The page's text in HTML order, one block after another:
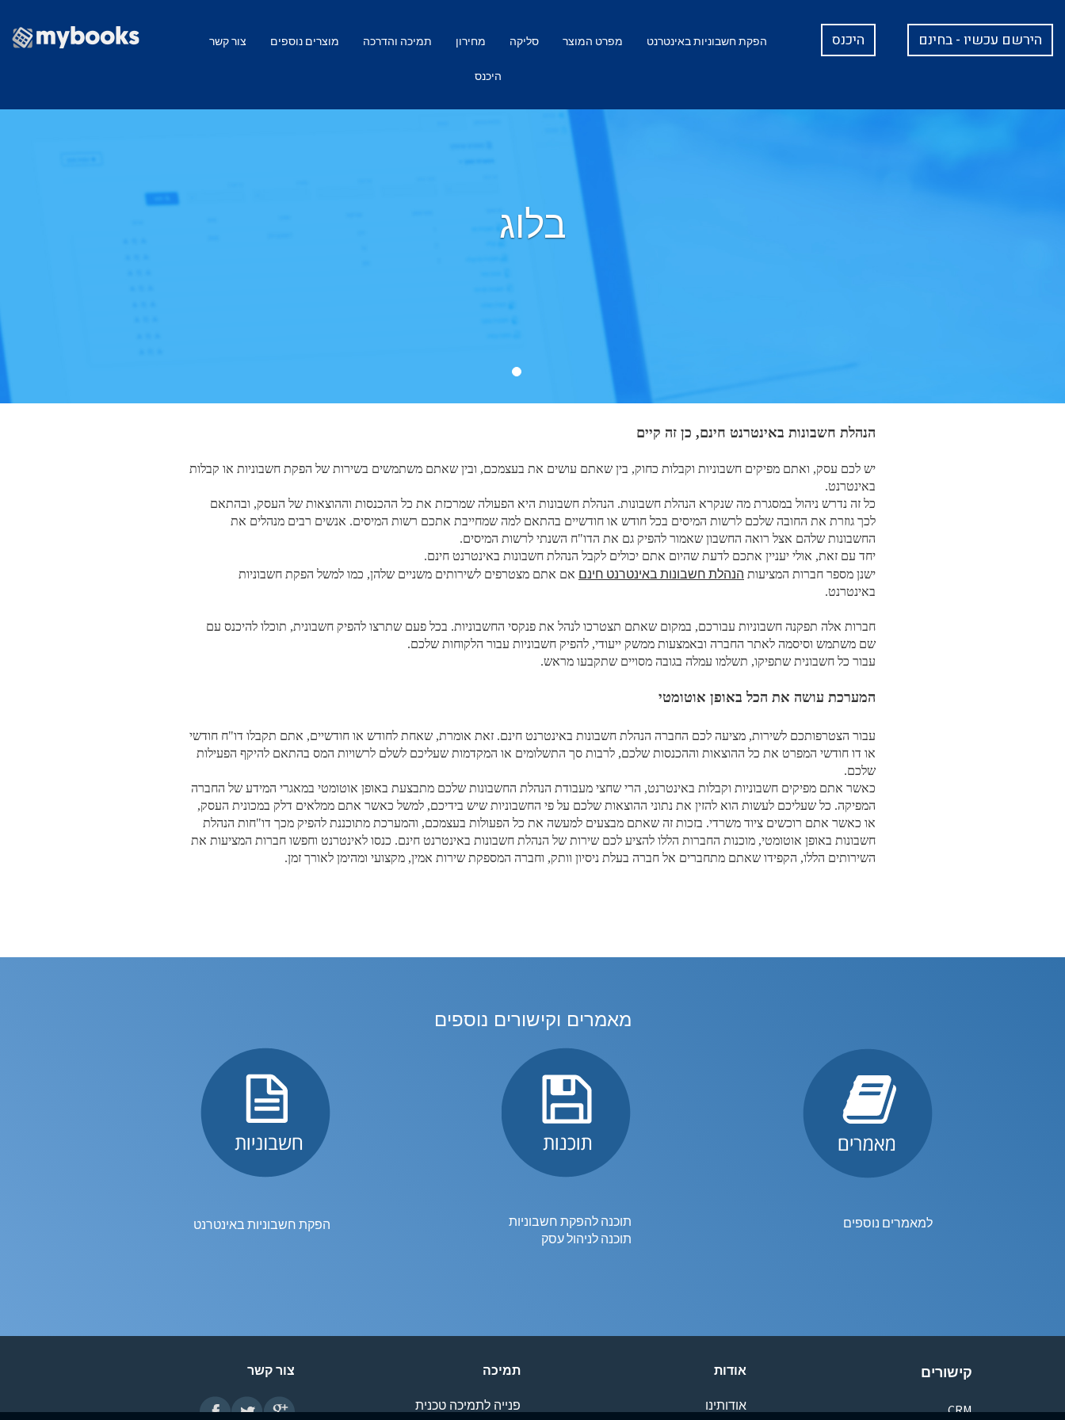
הירשם עכשיו - בחינם היכנס הפקת חשבוניות באינטרנט מפרט המוצר סליקה מחירון תמיכה והדרכה מוצרים נוספים צור קשר
היכנס
בלוג
הנהלת חשבונות באינטרנט חינם, כן זה קיים
יש לכם עסק, ואתם מפיקים חשבוניות וקבלות כחוק, בין שאתם עושים את בעצמכם, ובין שאתם משתמשים בשירות של הפקת חשבוניות או קבלות
באינטרנט.
כל זה נדרש ניהול במסגרת מה שנקרא הנהלת חשבונות. הנהלת חשבונות היא הפעולה שמרכזת את כל ההכנסות וההוצאות של העסק, ובהתאם
לכך גוזרת את החובה שלכם לרשות המיסים בכל חודש או חודשיים בהתאם למה שמחייבת אתכם רשות המיסים. אנשים רבים מנהלים את
החשבונות שלהם אצל רואה החשבון שאמור להפיק גם את הדו"ח השנתי לרשות המיסים.
יחד עם זאת, אולי יעניין אתכם לדעת שהיום אתם יכולים לקבל הנהלת חשבונות באינטרנט חינם.
ישנן מספר חברות המציעות הנהלת חשבונות באינטרנט חינם אם אתם מצטרפים לשירותים משניים שלהן, כמו למשל הפקת חשבוניות
באינטרנט.
חברות אלה תפקנה חשבוניות עבורכם, במקום שאתם תצטרכו לנהל את פנקסי החשבוניות. בכל פעם שתרצו להפיק חשבונית, תוכלו להיכנס עם
שם משתמש וסיסמה לאתר החברה ובאמצעות ממשק ייעודי, להפיק חשבוניות עבור הלקוחות שלכם.
עבור כל חשבונית שתפיקו, תשלמו עמלה בגובה מסויים שתקבעו מראש.
המערכת עושה את הכל באופן אוטומטי
עבור הצטרפותכם לשירות, מציעה לכם החברה הנהלת חשבונות באינטרנט חינם. זאת אומרת, שאחת לחודש או חודשיים, אתם תקבלו דו"ח חודשי
או דו חודשי המפרט את כל ההוצאות וההכנסות שלכם, לרבות סך התשלומים או המקדמות שעליכם לשלם לרשויות המס בהתאם להיקף הפעילות
שלכם.
כאשר אתם מפיקים חשבוניות וקבלות באינטרנט, הרי שחצי מעבודת הנהלת החשבונות שלכם מתבצעת באופן אוטומטי במאגרי המידע של החברה
המפיקה. כל שעליכם לעשות הוא להזין את נתוני ההוצאות שלכם על פי החשבוניות שיש בידיכם, למשל כאשר אתם ממלאים דלק במכונית העסק,
או כאשר אתם רוכשים ציוד משרדי. בזכות זה שאתם מבצעים למעשה את כל הפעולות בעצמכם, והמערכת מתוכננת להפיק מכך דו"חות הנהלת
חשבונות באופן אוטומטי, מוכנות החברות הללו להציע לכם שירות של הנהלת חשבונות באינטרנט חינם. כנסו לאינטרנט וחפשו חברות המציעות את
השירותים הללו, הקפידו שאתם מתחברים אל חברה בעלת ניסיון וותק, וחברה המספקת שירות אמין, מקצועי ומהימן לאורך זמן.
מאמרים וקישורים נוספים
למאמרים נוספים
תוכנה להפקת חשבוניות
תוכנה לניהול עסק
הפקת חשבוניות באינטרנט
קישורים
CRM
אודות
אודותינו
תמיכה
פנייה לתמיכה טכנית
צור קשר